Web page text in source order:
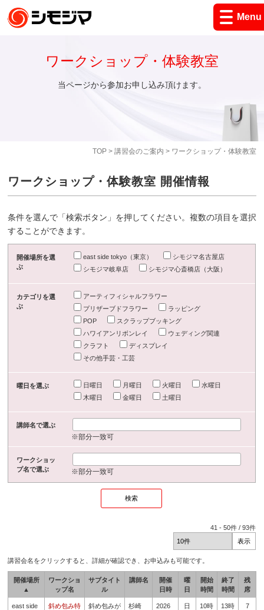
Menu
TOP> 講習会のご案内 > ワークショップ・体験教室
ワークショップ・体験教室
当ページから参加お申し込み頂けます。
ワークショップ・体験教室 開催情報
条件を選んで「検索ボタン」を押してください。複数の項目を選択
することができます。
開催場所を選
ぶ
east side tokyo（東京）
シモジマ名古屋店
シモジマ岐阜店
シモジマ心斎橋店（大阪）
カテゴリを選
ぶ
アーティフィシャルフラワー
プリザーブドフラワー
ラッピング
POP
スクラップブッキング
ハワイアンリボンレイ
ウェディング関連
クラフト
ディスプレイ
その他手芸・工芸
曜日を選ぶ 日曜日 月曜日 火曜日
水曜日
木曜日
金曜日 土曜日
講師名で選ぶ
※部分一致可
ワークショッ
プ名で選ぶ
※部分一致可
41 -50件 /93件
講習会名をクリックすると、詳細が確認でき、お申込みも可能です。
開催場所
▲
ワークショ
ップ名
サブタイト
ル
講師名
開催
日時
曜
日
開始
時間
終了
時間
残
席
east side
斜め包み特
斜め包みが
杉崎
2026
日
10時
13時
7